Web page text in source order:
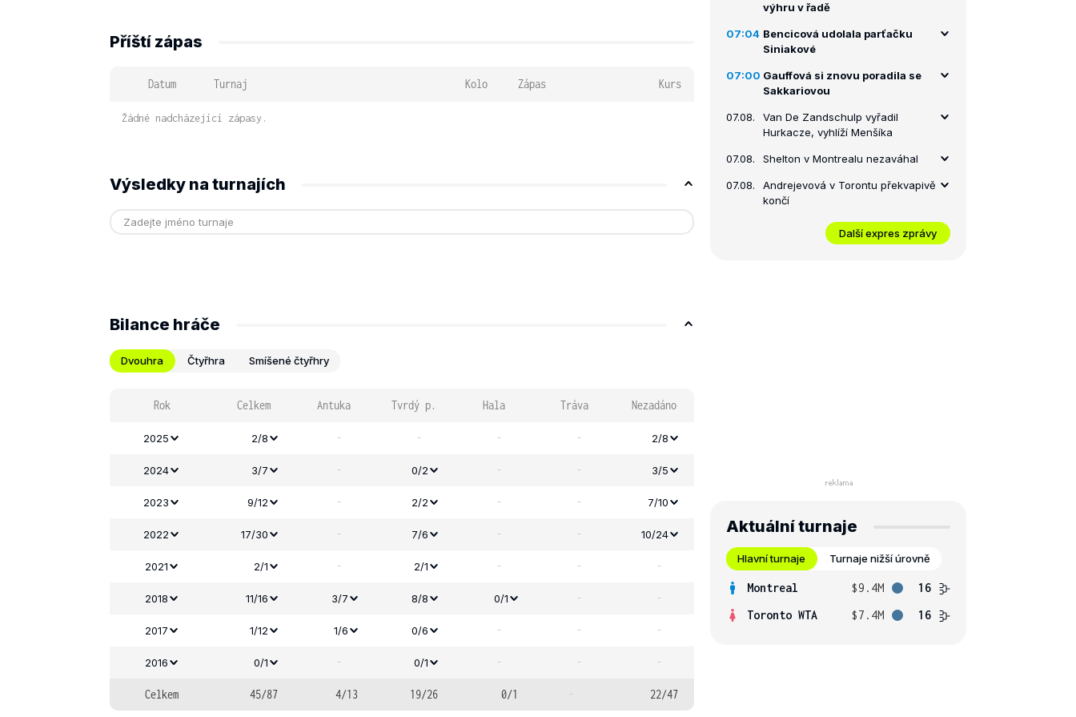
Příští zápas
Datum Turnaj Kolo Zápas Kurs
Žádné nadcházející zápasy.
Výsledky na turnajích
Bilance hráče
Dvouhra Čtyřhra Smíšené čtyřhry
Rok Celkem Antuka Tvrdý p. Hala Tráva Nezadáno
2025 2/8 - - - - 2/8
2024 3/7 - 0/2 - - 3/5
2023 9/12 - 2/2 - - 7/10
2022 17/30 - 7/6 - - 10/24
2021 2/1 - 2/1 - - -
2018 11/16 3/7 8/8 0/1 - -
2017 1/12 1/6 0/6 - - -
2016 0/1 - 0/1 - - -
Celkem 45/87 4/13 19/26 0/1 - 22/47
výhru v řadě
07:04 Bencicová udolala parťačku
Siniakové
07:00 Gauffová si znovu poradila se
Sakkariovou
07.08.
Van De Zandschulp vyřadil
Hurkacze, vyhlíží Menšíka
07.08. Shelton v Montrealu nezaváhal
07.08.
Andrejevová v Torontu překvapivě
končí
Další expres zprávy
Aktuální turnaje
Hlavní turnaje Turnaje nižší úrovně
Montreal $9.4M
16
Toronto WTA
$7.4M 16